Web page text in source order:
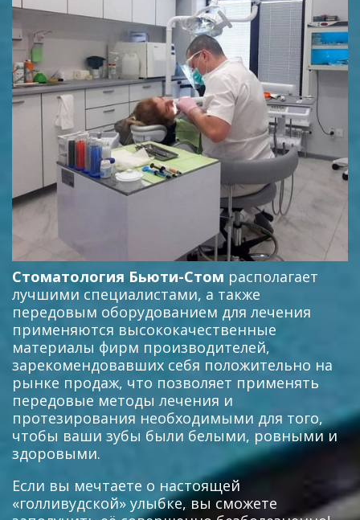
Стоматология Бьюти-Стом располагает
лучшими специалистами, а также
передовым оборудованием для лечения
применяются высококачественные
материалы фирм производителей,
зарекомендовавших себя положительно на
рынке продаж, что позволяет применять
передовые методы лечения и
протезирования необходимыми для того,
чтобы ваши зубы были белыми, ровными и
здоровыми.
Если вы мечтаете о настоящей
«голливудской» улыбке, вы сможете